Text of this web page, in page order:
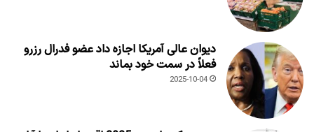
دیوان عالی آمریکا اجازه داد عضو فدرال رزرو
فعلاً در سمت خود بماند
2025-10-04